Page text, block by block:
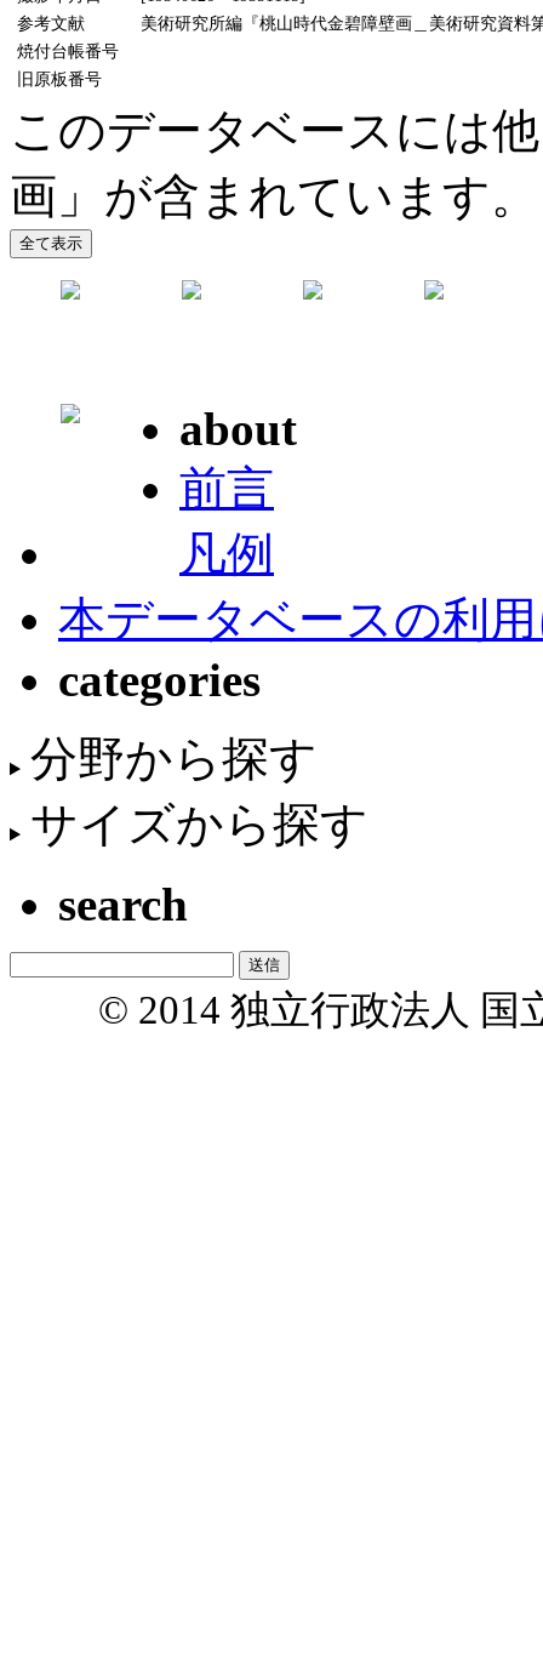
参考文献
美術研究所編『桃山時代金碧障壁画＿美術研究資料
焼付台帳番号
旧原板番号
このデータベースには
画」が含まれています。
about
前言
凡例
本データベースの利
categories
分野から探す
サイズから探す
search
© 2014 独立行政法人 国